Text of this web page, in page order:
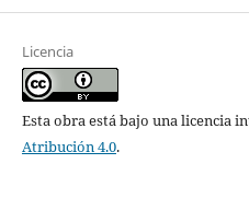
Licencia
Esta obra está bajo una licencia
Atribución 4.0.